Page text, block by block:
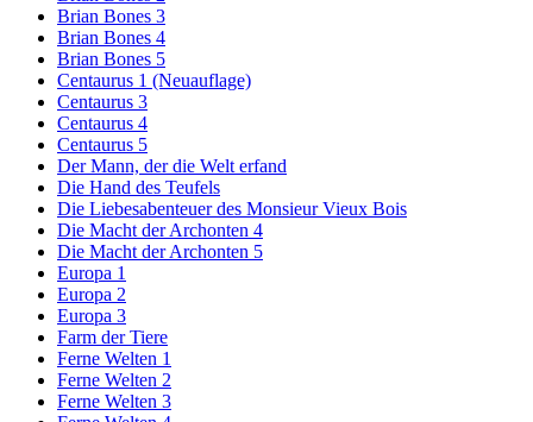
Brian Bones 3
Brian Bones 4
Brian Bones 5
Centaurus 1 (Neuauflage)
Centaurus 3
Centaurus 4
Centaurus 5
Der Mann, der die Welt erfand
Die Hand des Teufels
Die Liebesabenteuer des Monsieur Vieux Bois
Die Macht der Archonten 4
Die Macht der Archonten 5
Europa 1
Europa 2
Europa 3
Farm der Tiere
Ferne Welten 1
Ferne Welten 2
Ferne Welten 3